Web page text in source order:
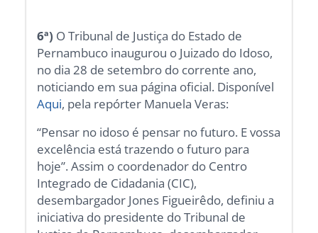
6ª) O Tribunal de Justiça do Estado de
Pernambuco inaugurou o Juizado do Idoso,
no dia 28 de setembro do corrente ano,
noticiando em sua página oficial. Disponível
Aqui, pela repórter Manuela Veras:
“Pensar no idoso é pensar no futuro. E vossa
excelência está trazendo o futuro para
hoje”. Assim o coordenador do Centro
Integrado de Cidadania (CIC),
desembargador Jones Figueirêdo, definiu a
iniciativa do presidente do Tribunal de